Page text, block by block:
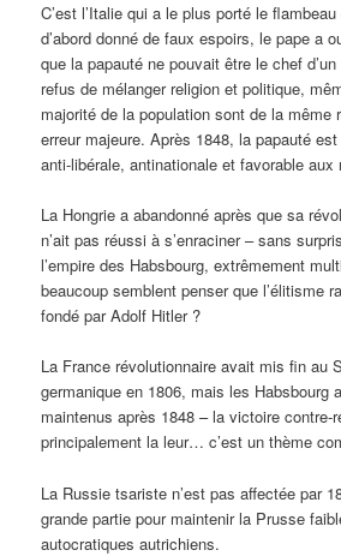
C’est l’Italie qui a le plus porté le
d’abord donné de faux espoirs, le pape a
que la papauté ne pouvait être le chef
refus de mélanger religion et politique,
majorité de la population sont de la même
erreur majeure. Après 1848, la papauté
anti-libérale, antinationale et favorable
La Hongrie a abandonné après que sa
n’ait pas réussi à s’enraciner – sans
l’empire des Habsbourg, extrêmement
beaucoup semblent penser que l’élitisme
fondé par Adolf Hitler ?
La France révolutionnaire avait mis fin au
germanique en 1806, mais les Habsbourg
maintenus après 1848 – la victoire contre-
principalement la leur… c’est un thème
La Russie tsariste n’est pas affectée par
grande partie pour maintenir la Prusse
autocratiques autrichiens.